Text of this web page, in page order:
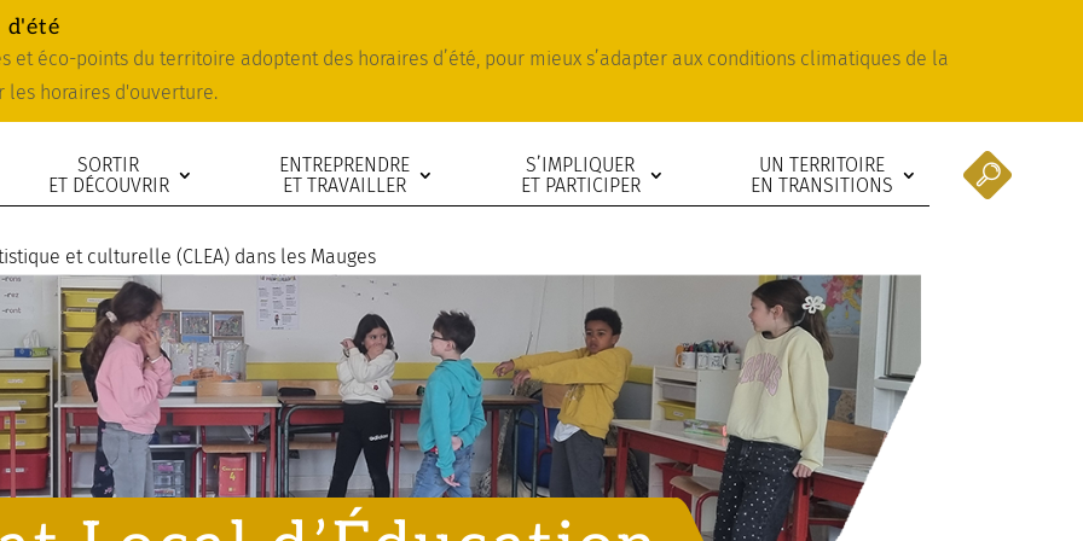
d'été
et éco-points du territoire adoptent des horaires d’été, pour mieux s’adapter aux conditions climatiques de la
les horaires d'ouverture.
SORTIR
ET DÉCOUVRIR
ENTREPRENDRE
ET TRAVAILLER
S’IMPLIQUER
ET PARTICIPER
UN TERRITOIRE
EN TRANSITIONS
et culturelle (CLEA) dans les Mauges